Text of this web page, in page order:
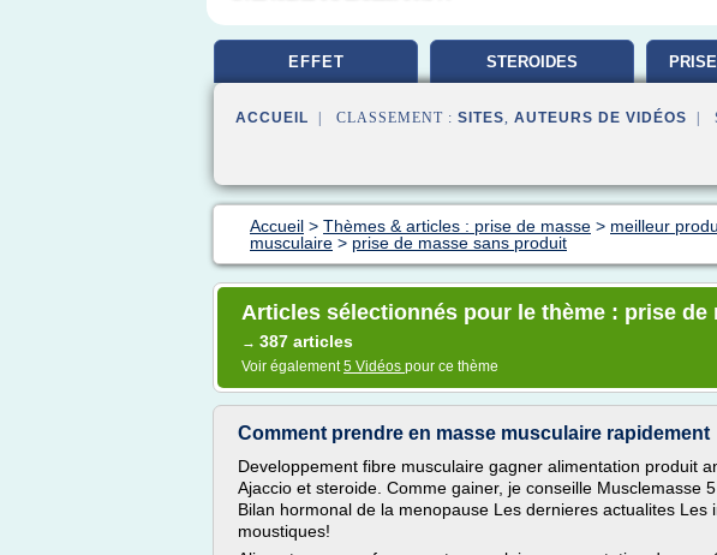
EFFET STEROIDES
ACCUEIL | CLASSEMENT : SITES, AUTEURS DE VIDÉOS |
Accueil > Thèmes & articles : prise de masse > meilleur
musculaire > prise de masse sans produit
Articles sélectionnés pour le thème : prise de
→ 387 articles
Voir également5 Vidéos pour ce thème
Comment prendre en masse musculaire rapidement
Developpement fibre musculaire gagner alimentation produit
Ajaccio et steroide. Comme gainer, je conseille Musclemasse
Bilan hormonal de la menopause Les dernieres actualites Les
moustiques!